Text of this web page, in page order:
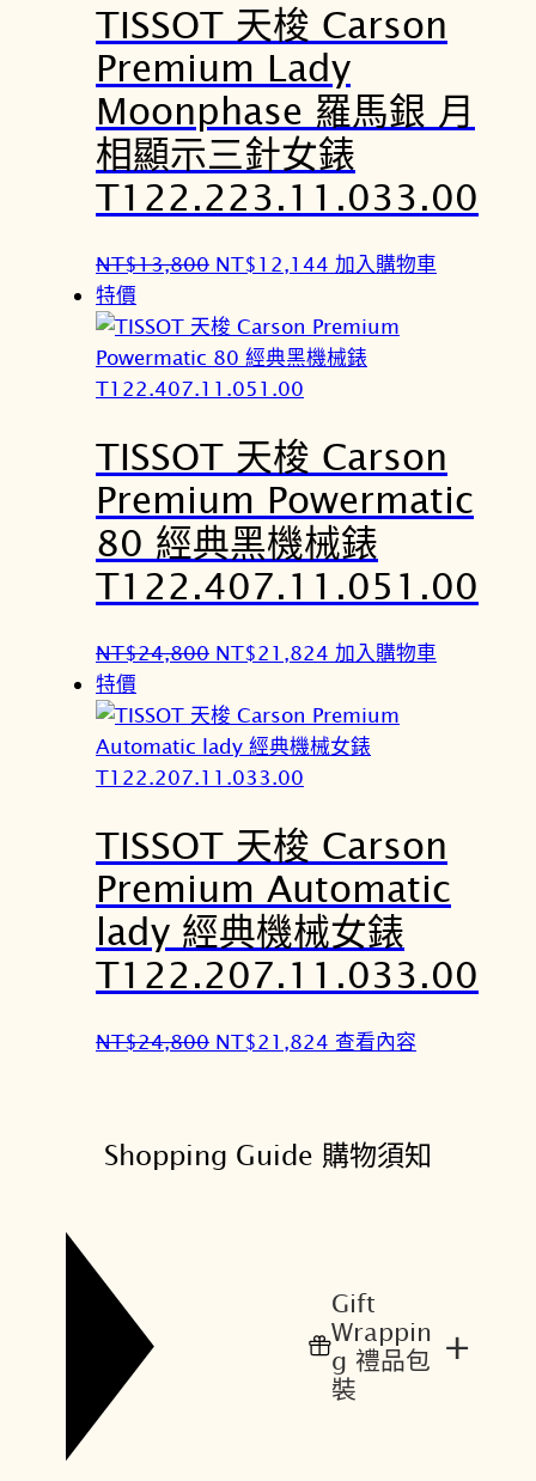
T
$
1
3
,
8
0
。
T
$
1
2
,
1
4
。
TISSOT 天梭 Carson
Premium Lady
Moonphase 羅馬銀 月
相顯示三針女錶
T122.223.11.033.00
NT$13,800 原
價
格
：
T
$
1
3
,
8
0
NT$12,144 目
價
格
T
$
1
2
1
4
加入購物車
特價
TISSOT 天梭 Carson
Premium Powermatic
80 經典黑機械錶
T122.407.11.051.00
NT$24,800 原
價
格
：
T
$
2
4
,
8
0
NT$21,824 目
價
格
T
$
2
1
8
4
加入購物車
特價
TISSOT 天梭 Carson
Premium Automatic
lady 經典機械女錶
T122.207.11.033.00
NT$24,800 原
：
NT$21,824 目
：
2
1
,
8
查看內容
Shopping Guide 購物須知
Gift
Wrappin
g 禮品包
裝
+